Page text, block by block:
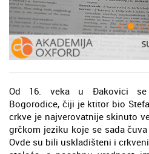
Od 16. veka u Đakovici se
Bogorodice, čiji je ktitor bio
crkve je najverovatnije skinuto
grčkom jeziku koje se sada
Ovde su bili uskladišteni i